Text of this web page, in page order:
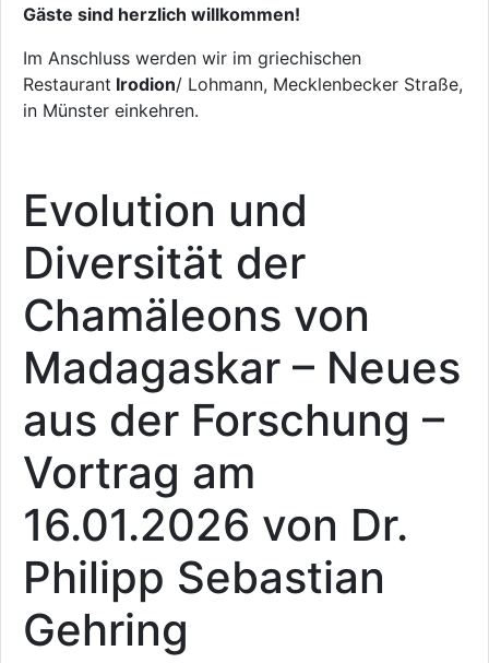
Gäste sind herzlich willkommen!
Im Anschluss werden wir im griechischen
Restaurant Irodion/ Lohmann, Mecklenbecker Straße,
in Münster einkehren.
Evolution und
Diversität der
Chamäleons von
Madagaskar – Neues
aus der Forschung –
Vortrag am
16.01.2026 von Dr.
Philipp Sebastian
Gehring